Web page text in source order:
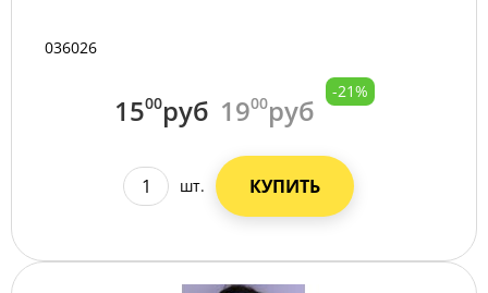
036026
1500руб 1900руб
-21%
шт. КУПИТЬ